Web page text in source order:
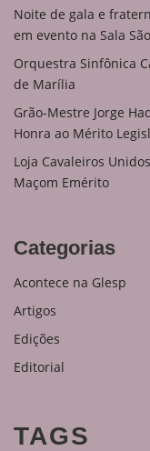
Noite de gala e
em evento na Sala
Orquestra Sinfônica
de Marília
Grão-Mestre Jorge
Honra ao Mérito
Loja Cavaleiros
Maçom Emérito
Categorias
Acontece na Glesp
Artigos
Edições
Editorial
TAGS